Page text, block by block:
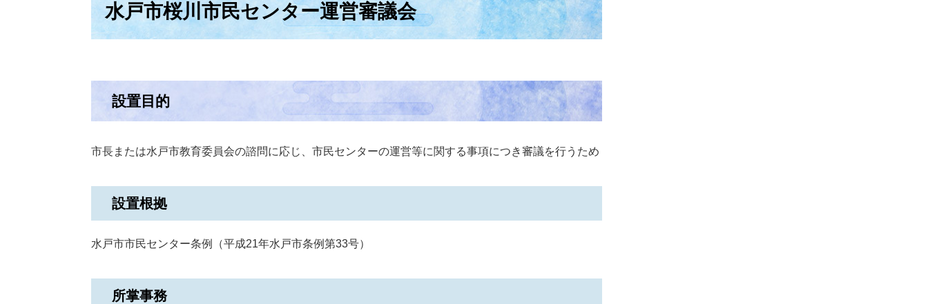
水戸市桜川市民センター運営審議会
設置目的
市長または水戸市教育委員会の諮問に応じ、市民センターの運営等に関する事項につき審議を行うため
設置根拠
水戸市市民センター条例（平成21年水戸市条例第33号）
所掌事務